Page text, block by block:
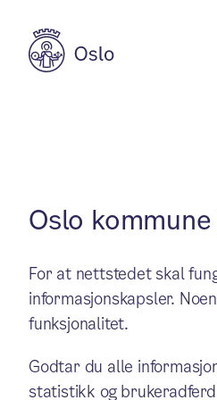
Saker
Byrådet
Saker i byrådet/
Av Byrådslederens kontor
Oslo
For at nettstedet skal
informasjonskapsler.
funksjonalitet.
Godtar du alle
statistikk og